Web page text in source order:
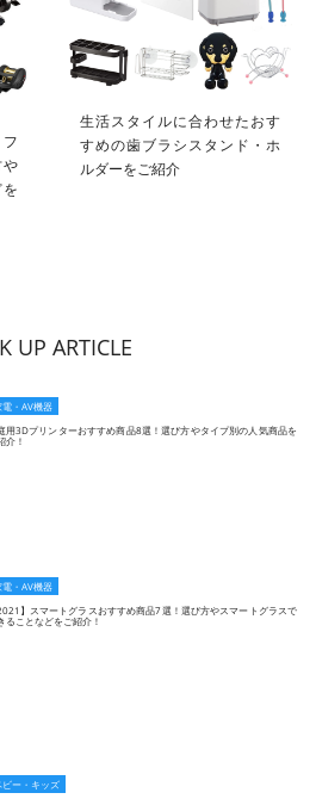
生活スタイルに合わせたおす
すめの歯ブラシスタンド・ホ
ルダーをご紹介
UP ARTICLE
電・AV機器
用3Dプリンターおすすめ商品8選！選び方やタイプ別の人気商品を
介！
電・AV機器
2021】スマートグラスおすすめ商品7選！選び方やスマートグラスで
ることなどをご紹介！
ビー・キッズ